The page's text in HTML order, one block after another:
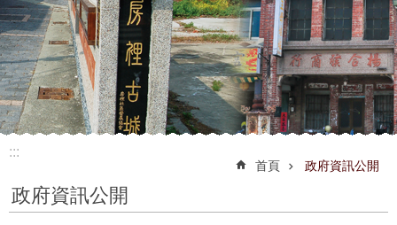
:::
首頁 政府資訊公開
政府資訊公開